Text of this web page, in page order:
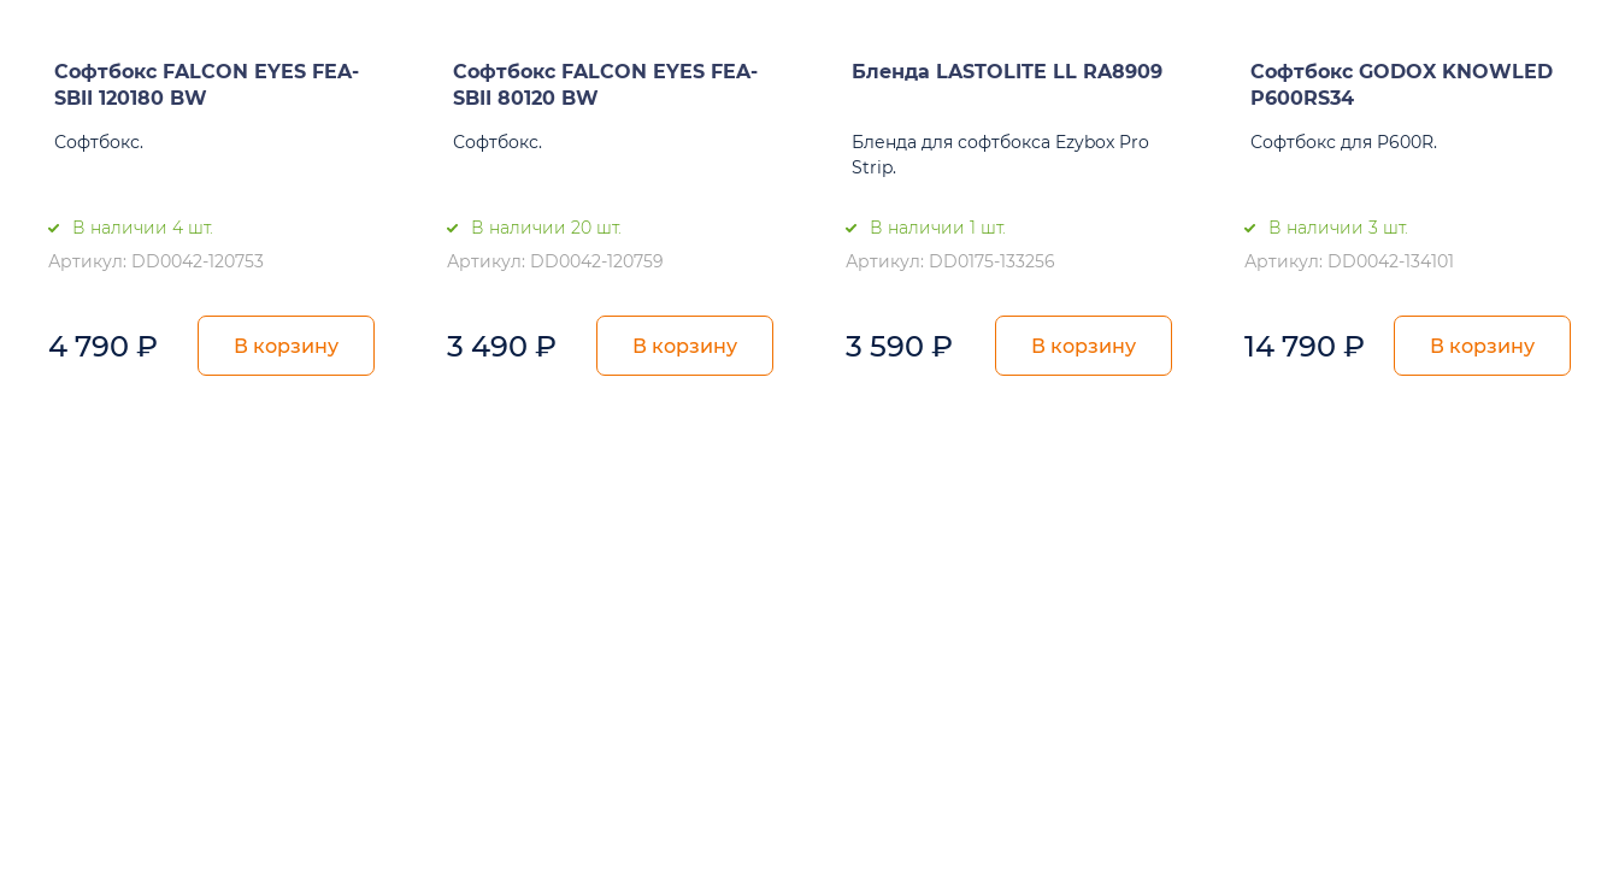
Софтбокс FALCON EYES FEA-
SBII 120180 BW
Софтбокс.
В наличии 4 шт.
Артикул: DD0042-120753
4 790 ₽ В корзину
Софтбокс FALCON EYES FEA-
SBII 80120 BW
Софтбокс.
В наличии 20 шт.
Артикул: DD0042-120759
3 490 ₽ В корзину
Бленда LASTOLITE LL RA8909
Бленда для софтбокса Ezybox Pro
Strip.
В наличии 1 шт.
Артикул: DD0175-133256
3 590 ₽ В корзину
Софтбокс GODOX KNOWLED
P600RS34
Софтбокс для P600R.
В наличии 3 шт.
Артикул: DD0042-134101
14 790 ₽ В корзину